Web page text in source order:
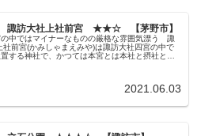
諏訪大社上社前宮 ★★☆ 【茅野市】
の中ではマイナーなものの厳格な雰囲気漂う 諏
社前宮(かみしゃまえみや)は諏訪大社四宮の中で
する神社で、かつては本宮とは本社と摂社とい
2021.06.03